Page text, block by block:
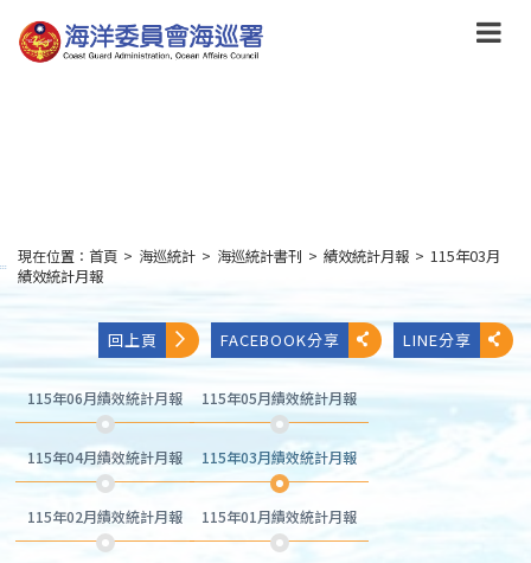
到
主
:::
現在位置： 首頁 > 海巡統計 > 海巡統計書刊 > 績效統計月報 > 115年03月
績效統計月報
回上頁 FACEBOOK分享 LINE分享
115年06月績效統計月報 115年05月績效統計月報
115年04月績效統計月報 115年03月績效統計月報
115年02月績效統計月報 115年01月績效統計月報